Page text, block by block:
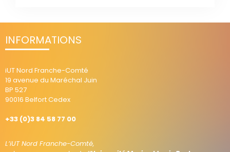
INFORMATIONS
iUT Nord Franche-Comté
19 avenue du Maréchal Juin
BP 527
90016 Belfort Cedex
+33 (0)3 84 58 77 00
L’iUT Nord Franche-Comté,